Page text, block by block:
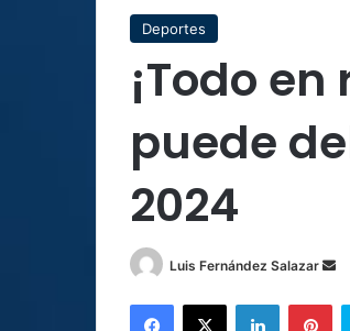
Deportes
¡Todo
puede
2024
Luis Fernández Salazar
Facebook
X LinkedIn